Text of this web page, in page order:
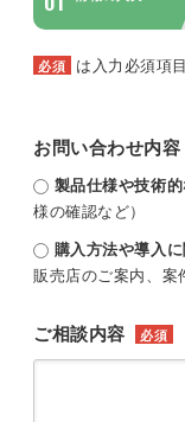
必須 は入力必須項
お問い合わせ内容
製品仕様や技術
様の確認など）
購入方法や導入
販売店のご案内、案
ご相談内容 必須